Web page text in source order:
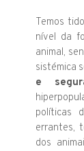
Temos
nível da
animal,
sistémica
e
políticas
errantes,
dos